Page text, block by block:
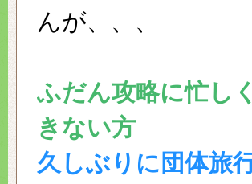
んが、、、
ふだん攻略に忙し
きない方
久しぶりに団体旅